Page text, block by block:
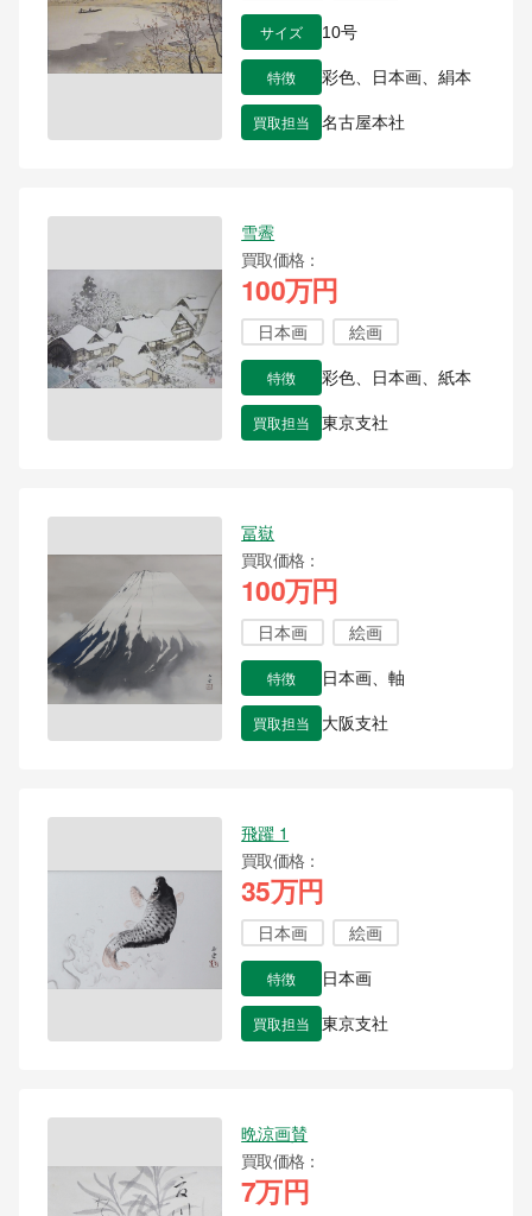
サイズ 10号
特徴 彩色、日本画、絹本
買取担当 名古屋本社
雪霽
買取価格
100万円
日本画 絵画
特徴 彩色、日本画、紙本
買取担当 東京支社
冨嶽
買取価格
100万円
日本画 絵画
特徴 日本画、軸
買取担当 大阪支社
飛躍 1
買取価格
35万円
日本画 絵画
特徴 日本画
買取担当 東京支社
晩涼画賛
買取価格
7万円